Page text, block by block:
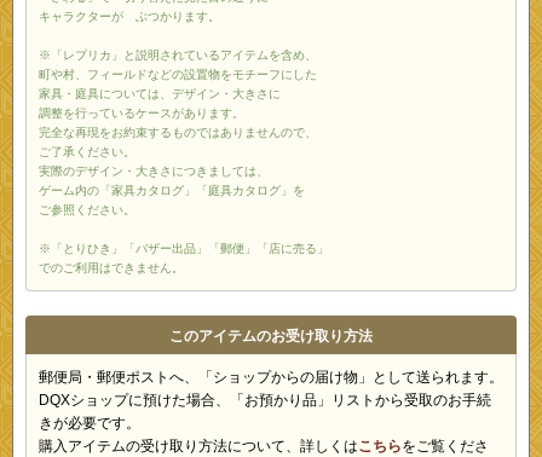
キャラクターが ぶつかります。
※「レプリカ」と説明されているアイテムを含め、
町や村、フィールドなどの設置物をモチーフにした
家具・庭具については、デザイン・大きさに
調整を行っているケースがあります。
完全な再現をお約束するものではありませんので、
ご了承ください。
実際のデザイン・大きさにつきましては、
ゲーム内の「家具カタログ」「庭具カタログ」を
ご参照ください。
※「とりひき」「バザー出品」「郵便」「店に売る」
でのご利用はできません。
このアイテムのお受け取り方法
郵便局・郵便ポストへ、「ショップからの届け物」として送られます。
DQXショップに預けた場合、「お預かり品」リストから受取のお手続
きが必要です。
購入アイテムの受け取り方法について、詳しくはこちらをご覧くださ